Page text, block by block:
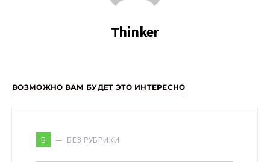
Thinker
ВОЗМОЖНО ВАМ БУДЕТ ЭТО ИНТЕРЕСНО
Б БЕЗ РУБРИКИ